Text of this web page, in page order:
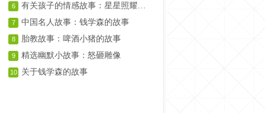
6
7 中国名人故事：钱学森的故事
8 胎教故事：啤酒小猪的故事
9 精选幽默小故事：怒砸雕像
10 关于钱学森的故事